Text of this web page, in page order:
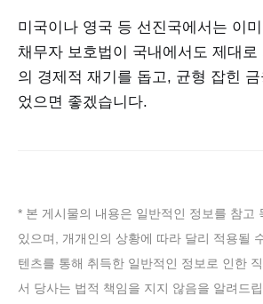
미국이나 영국 등 선진국에서는 이
채무자 보호법이 국내에서도 제대
의 경제적 재기를 돕고, 균형 잡힌
었으면 좋겠습니다.
* 본 게시물의 내용은 일반적인 정보를 참고
있으며, 개개인의 상황에 따라 달리 적용될
텐츠를 통해 취득한 일반적인 정보로 인한
서 당사는 법적 책임을 지지 않음을 알려드립